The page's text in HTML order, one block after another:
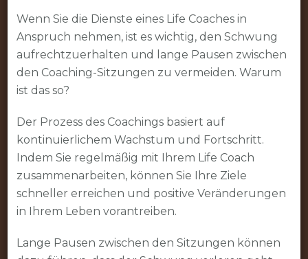
Wenn Sie die Dienste eines Life Coaches in
Anspruch nehmen, ist es wichtig, den Schwung
aufrechtzuerhalten und lange Pausen zwischen
den Coaching-Sitzungen zu vermeiden. Warum
ist das so?
Der Prozess des Coachings basiert auf
kontinuierlichem Wachstum und Fortschritt.
Indem Sie regelmäßig mit Ihrem Life Coach
zusammenarbeiten, können Sie Ihre Ziele
schneller erreichen und positive Veränderungen
in Ihrem Leben vorantreiben.
Lange Pausen zwischen den Sitzungen können